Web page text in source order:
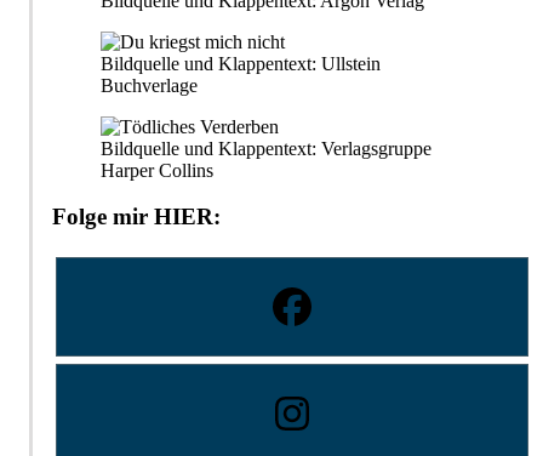
Bildquelle und Klappentext: Ullstein
Buchverlage
Bildquelle und Klappentext: Verlagsgruppe
Harper Collins
Folge mir HIER: